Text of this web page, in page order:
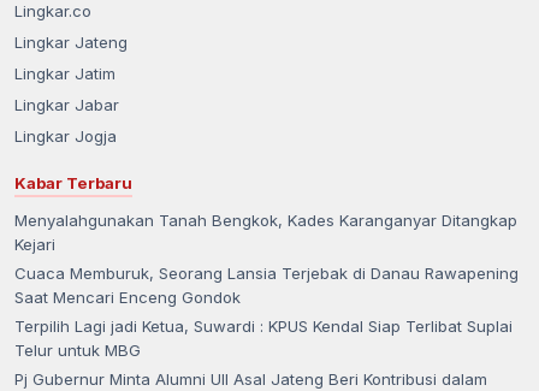
Lingkar.co
Lingkar Jateng
Lingkar Jatim
Lingkar Jabar
Lingkar Jogja
Kabar Terbaru
Menyalahgunakan Tanah Bengkok, Kades Karanganyar Ditangkap
Kejari
Cuaca Memburuk, Seorang Lansia Terjebak di Danau Rawapening
Saat Mencari Enceng Gondok
Terpilih Lagi jadi Ketua, Suwardi : KPUS Kendal Siap Terlibat Suplai
Telur untuk MBG
Pj Gubernur Minta Alumni UII Asal Jateng Beri Kontribusi dalam